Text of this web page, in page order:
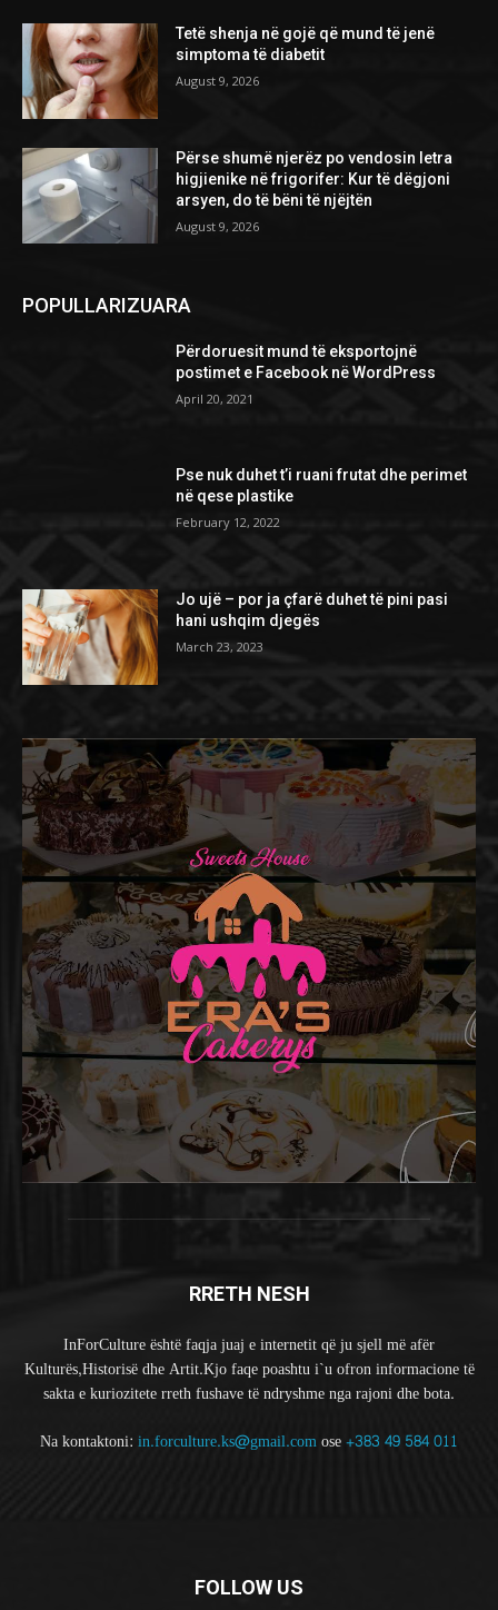
Tetë shenja në gojë që mund të jenë
simptoma të diabetit
August 9, 2026
Përse shumë njerëz po vendosin letra
higjienike në frigorifer: Kur të dëgjoni
arsyen, do të bëni të njëjtën
August 9, 2026
POPULLARIZUARA
Përdoruesit mund të eksportojnë
postimet e Facebook në WordPress
April 20, 2021
Pse nuk duhet t’i ruani frutat dhe perimet
në qese plastike
February 12, 2022
Jo ujë – por ja çfarë duhet të pini pasi
hani ushqim djegës
March 23, 2023
RRETH NESH
InForCulture është faqja juaj e internetit që ju sjell më afër
Kulturës,Historisë dhe Artit.Kjo faqe poashtu i`u ofron informacione të
sakta e kuriozitete rreth fushave të ndryshme nga rajoni dhe bota.
Na kontaktoni: in.forculture.ks@gmail.comose+383 49 584 011
FOLLOW US